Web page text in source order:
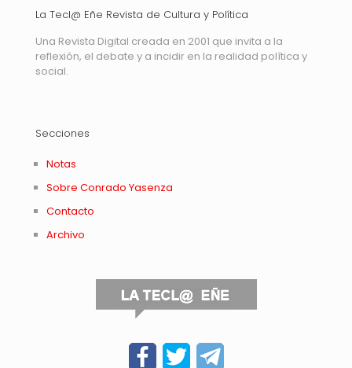
La Tecl@ Eñe Revista de Cultura y Política
Una Revista Digital creada en 2001 que invita a la
reflexión, el debate y a incidir en la realidad política y
social.
Secciones
Notas
Sobre Conrado Yasenza
Contacto
Archivo